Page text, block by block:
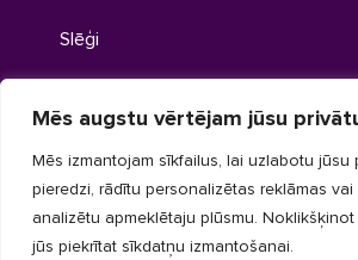
Mēs augstu vērtējam jūsu
Mēs izmantojam sīkfailus, lai uzlabotu jūsu
pieredzi, rādītu personalizētas reklāmas vai
analizētu apmeklētaju plūsmu. Noklikšķinot
jūs piekrītat sīkdatņu izmantošanai.
Slēģi
Tehniskās lameles
Alumīnija ventilācijas restes
Nepārtrauktas Z formas lameles